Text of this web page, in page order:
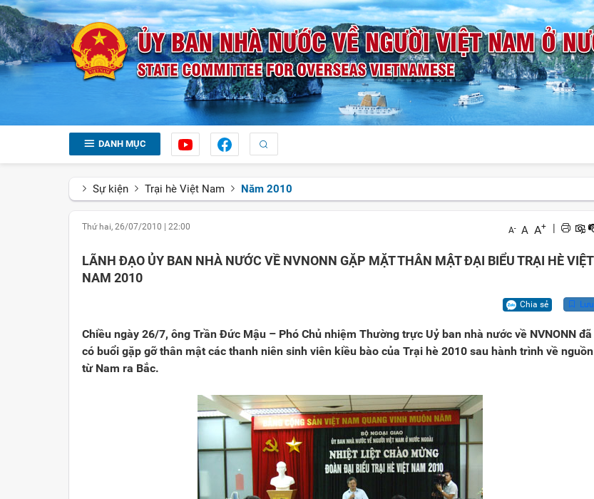
DANH MỤC
Sự kiện Trại hè Việt Nam Năm 2010
Thứ hai, 26/07/2010 22:00 A- A A+ |
LÃNH ĐẠO ỦY BAN NHÀ NƯỚC VỀ NVNONN GẶP MẶT THÂN MẬT ĐẠI BIỂU TRẠI HÈ VIỆT
NAM 2010
Chia sẻ Lưu
Chiều ngày 26/7, ông Trần Đức Mậu – Phó Chủ nhiệm Thường trực Uỷ ban nhà nước về NVNONN đã
có buổi gặp gỡ thân mật các thanh niên sinh viên kiều bào của Trại hè 2010 sau hành trình về nguồn
từ Nam ra Bắc.